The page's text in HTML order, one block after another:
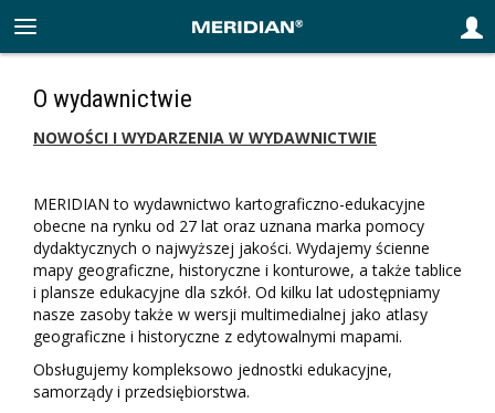
O wydawnictwie
NOWOŚCI I WYDARZENIA W WYDAWNICTWIE
MERIDIAN to wydawnictwo kartograficzno-edukacyjne
obecne na rynku od 27 lat oraz uznana marka pomocy
dydaktycznych o najwyższej jakości. Wydajemy ścienne
mapy geograficzne, historyczne i konturowe, a także tablice
i plansze edukacyjne dla szkół. Od kilku lat udostępniamy
nasze zasoby także w wersji multimedialnej jako atlasy
geograficzne i historyczne z edytowalnymi mapami.
Obsługujemy kompleksowo jednostki edukacyjne,
samorządy i przedsiębiorstwa.